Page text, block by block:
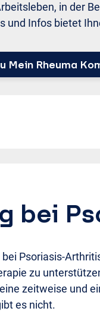
in der
und Infos bietet
Mein Rheuma
bei
bei Psoriasis-
zu
zeitweise und
es nicht.